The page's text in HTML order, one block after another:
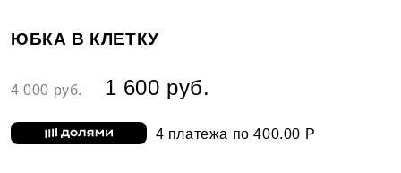
ЮБКА В КЛЕТКУ
4 000 руб. 1 600 руб.
4 платежа по 400.00 Р